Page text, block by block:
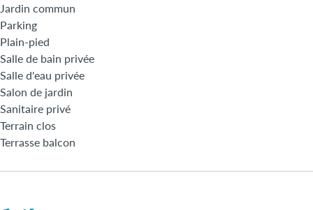
Jardin commun
Parking
Plain-pied
Salle de bain privée
Salle d'eau privée
Salon de jardin
Sanitaire privé
Terrain clos
Terrasse balcon